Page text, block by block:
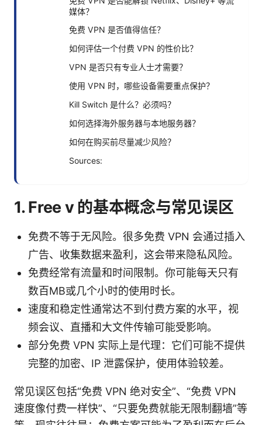
媒体？
免费 VPN 是否值得信任？
如何评估一个付费 VPN 的性价比？
VPN 是否只有专业人士才需要？
使用 VPN 时，哪些设备需要重点保护？
Kill Switch 是什么？必须吗？
如何选择海外服务器与本地服务器？
如何在购买前尽量减少风险？
Sources:
1. Free v 的基本概念与常见误区
免费不等于无风险。很多免费 VPN 会通过插入
广告、收集数据来盈利，这会带来隐私风险。
免费经常有流量和时间限制。你可能每天只有
数百MB或几个小时的使用时长。
速度和稳定性通常达不到付费方案的水平，视
频会议、直播和大文件传输可能受影响。
部分免费 VPN 实际上是代理：它们可能不提供
完整的加密、IP 泄露保护，使用体验较差。
常见误区包括“免费 VPN 绝对安全”、“免费 VPN
速度像付费一样快”、“只要免费就能无限制翻墙”等